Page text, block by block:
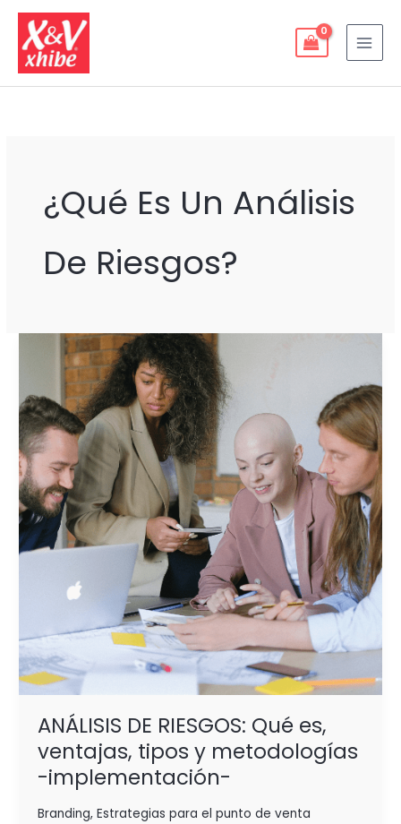
contenido
¿qué Es Un Análisis
De Riesgos?
ANÁLISIS DE RIESGOS: Qué es,
ventajas, tipos y metodologías
-implementación-
Branding, Estrategias para el punto de venta
ANÁLISIS
RIESGOS:
Qué
es,
ventajas,
tipos
y
metodologías
-
implementación-